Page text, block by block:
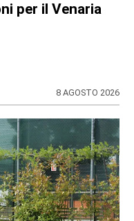
per il Venaria
8 AGOSTO 2026